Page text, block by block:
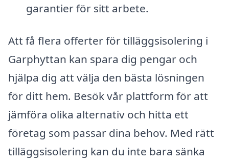
garantier för sitt arbete.
Att få flera offerter för tilläggsisolering i
Garphyttan kan spara dig pengar och
hjälpa dig att välja den bästa lösningen
för ditt hem. Besök vår plattform för att
jämföra olika alternativ och hitta ett
företag som passar dina behov. Med rätt
tilläggsisolering kan du inte bara sänka